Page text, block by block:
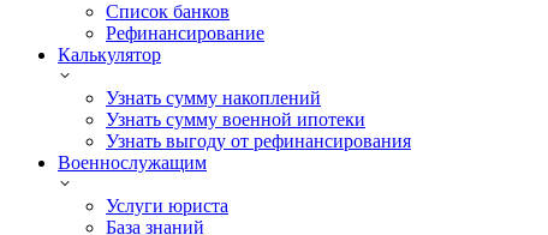
Список банков
Рефинансирование
Калькулятор
Узнать сумму накоплений
Узнать сумму военной ипотеки
Узнать выгоду от рефинансирования
Военнослужащим
Услуги юриста
База знаний